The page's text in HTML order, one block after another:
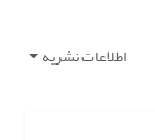
اطلاعات نشریه